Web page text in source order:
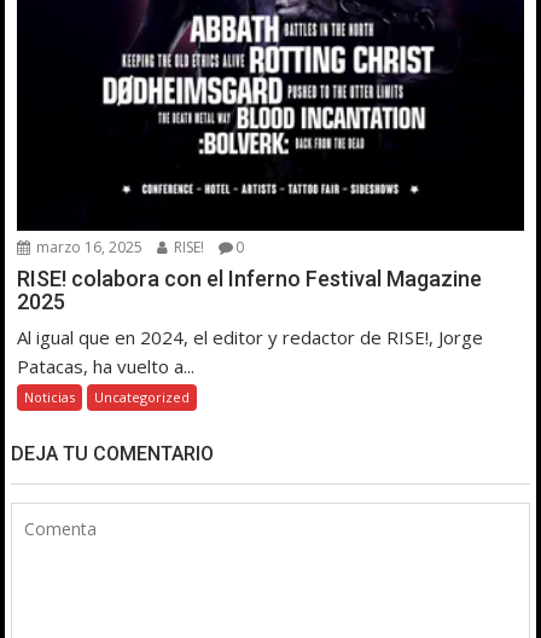
marzo 16, 2025 RISE! 0
RISE! colabora con el Inferno Festival Magazine
2025
Al igual que en 2024, el editor y redactor de RISE!, Jorge
Patacas, ha vuelto a...
Noticias Uncategorized
DEJA TU COMENTARIO